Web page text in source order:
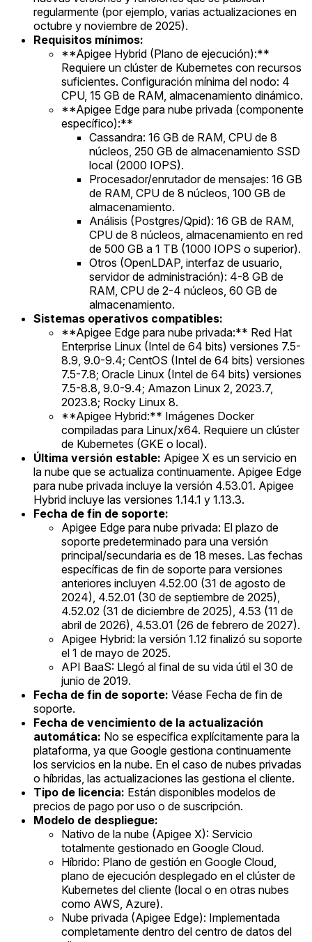
regularmente (por ejemplo, varias actualizaciones en
octubre y noviembre de 2025).
Requisitos mínimos:
**Apigee Hybrid (Plano de ejecución):**
Requiere un clúster de Kubernetes con recursos
suficientes. Configuración mínima del nodo: 4
CPU, 15 GB de RAM, almacenamiento dinámico.
**Apigee Edge para nube privada (componente
específico):**
Cassandra: 16 GB de RAM, CPU de 8
núcleos, 250 GB de almacenamiento SSD
local (2000 IOPS).
Procesador/enrutador de mensajes: 16 GB
de RAM, CPU de 8 núcleos, 100 GB de
almacenamiento.
Análisis (Postgres/Qpid): 16 GB de RAM,
CPU de 8 núcleos, almacenamiento en red
de 500 GB a 1 TB (1000 IOPS o superior).
Otros (OpenLDAP, interfaz de usuario,
servidor de administración): 4-8 GB de
RAM, CPU de 2-4 núcleos, 60 GB de
almacenamiento.
Sistemas operativos compatibles:
**Apigee Edge para nube privada:** Red Hat
Enterprise Linux (Intel de 64 bits) versiones 7.5-
8.9, 9.0-9.4; CentOS (Intel de 64 bits) versiones
7.5-7.8; Oracle Linux (Intel de 64 bits) versiones
7.5-8.8, 9.0-9.4; Amazon Linux 2, 2023.7,
2023.8; Rocky Linux 8.
**Apigee Hybrid:** Imágenes Docker
compiladas para Linux/x64. Requiere un clúster
de Kubernetes (GKE o local).
Última versión estable: Apigee X es un servicio en
la nube que se actualiza continuamente. Apigee Edge
para nube privada incluye la versión 4.53.01. Apigee
Hybrid incluye las versiones 1.14.1 y 1.13.3.
Fecha de fin de soporte:
Apigee Edge para nube privada: El plazo de
soporte predeterminado para una versión
principal/secundaria es de 18 meses. Las fechas
específicas de fin de soporte para versiones
anteriores incluyen 4.52.00 (31 de agosto de
2024), 4.52.01 (30 de septiembre de 2025),
4.52.02 (31 de diciembre de 2025), 4.53 (11 de
abril de 2026), 4.53.01 (26 de febrero de 2027).
Apigee Hybrid: la versión 1.12 finalizó su soporte
el 1 de mayo de 2025.
API BaaS: Llegó al final de su vida útil el 30 de
junio de 2019.
Fecha de fin de soporte: Véase Fecha de fin de
soporte.
Fecha de vencimiento de la actualización
automática: No se especifica explícitamente para la
plataforma, ya que Google gestiona continuamente
los servicios en la nube. En el caso de nubes privadas
o híbridas, las actualizaciones las gestiona el cliente.
Tipo de licencia: Están disponibles modelos de
precios de pago por uso o de suscripción.
Modelo de despliegue:
Nativo de la nube (Apigee X): Servicio
totalmente gestionado en Google Cloud.
Híbrido: Plano de gestión en Google Cloud,
plano de ejecución desplegado en el clúster de
Kubernetes del cliente (local o en otras nubes
como AWS, Azure).
Nube privada (Apigee Edge): Implementada
completamente dentro del centro de datos del